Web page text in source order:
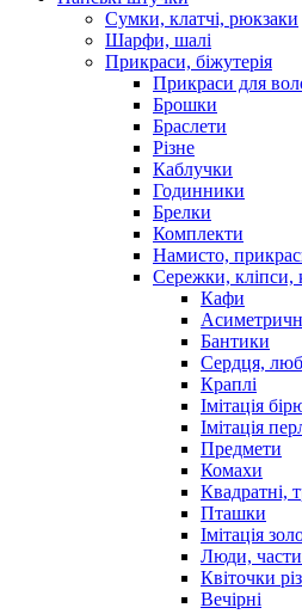
Сумки, клатчі, рюкзаки
Шарфи, шалі
Прикраси, біжутерія
Прикраси для
Брошки
Браслети
Різне
Каблучки
Годинники
Брелки
Комплекти
Намисто,
Сережки, кліпси,
Кафи
Бантики
Сердця,
Краплі
Імітація
Імітація
Предмети
Комахи
Квадратні,
Пташки
Імітація
Люди,
Квіточки
Вечірні